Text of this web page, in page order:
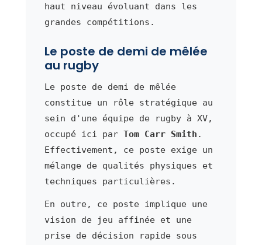
haut niveau évoluant dans les
grandes compétitions.
Le poste de demi de mêlée
au rugby
Le poste de demi de mêlée
constitue un rôle stratégique au
sein d'une équipe de rugby à XV,
occupé ici par Tom Carr Smith .
Effectivement, ce poste exige un
mélange de qualités physiques et
techniques particulières.
En outre, ce poste implique une
vision de jeu affinée et une
prise de décision rapide sous